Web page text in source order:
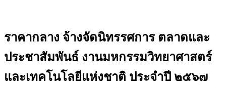
ราคากลาง จ้างจัดนิทรรศการ ตลาดและ
ประชาสัมพันธ์ งานมหกรรมวิทยาศาสตร์
และเทคโนโลยีแห่งชาติ ประจำปี ๒๕๖๗